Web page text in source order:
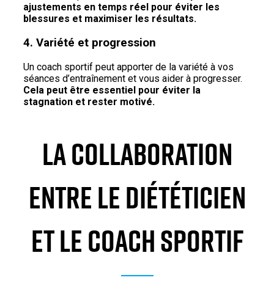
ajustements en temps réel pour éviter les
blessures et maximiser les résultats.
4. Variété et progression
Un coach sportif peut apporter de la variété à vos
séances d’entraînement et vous aider à progresser.
Cela peut être essentiel pour éviter la
stagnation et rester motivé.
LA COLLABORATION
ENTRE LE DIÉTÉTICIEN
ET LE COACH SPORTIF